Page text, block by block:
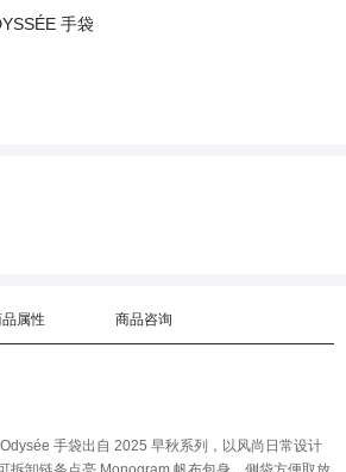
手袋
属性 商品咨询
手袋出自 2025 早秋系列，以风尚日常设计